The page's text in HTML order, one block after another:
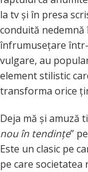
la tv și în presa
conduită nedemnă
înfrumusețare
vulgare, au
element stilistic
transforma orice
Deja mă și amuză
nou în tendințe”
Este un clasic pe
pe care societatea